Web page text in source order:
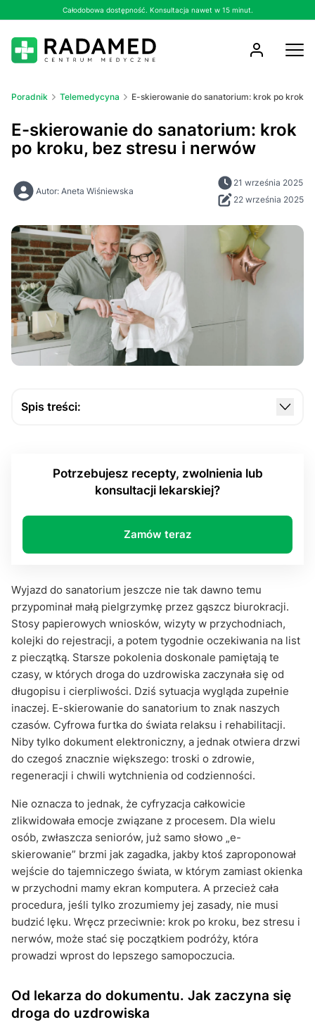
Całodobowa dostępność. Konsultacja nawet w 15 minut.
Poradnik Telemedycyna E-skierowanie do sanatorium: krok po kroku,
E-skierowanie do sanatorium: krok
po kroku, bez stresu i nerwów
Autor: Aneta Wiśniewska
21 września 2025
22 września 2025
Spis treści:
E-skierowanie do sanatorium: czekanie z nadzieją,
czyli cyfrowa kolejka bez nerwów
Pobyt w sanatorium: więcej niż leczenie
Przyszłość e-skierowań, czyli jeszcze więcej
E-skierowanie do sanatorium jako cyfrowy krok ku
zdrowiu
Potrzebujesz recepty, zwolnienia lub
konsultacji lekarskiej?
Zamów teraz
Wyjazd do sanatorium jeszcze nie tak dawno temu
przypominał małą pielgrzymkę przez gąszcz biurokracji.
Stosy papierowych wniosków, wizyty w przychodniach,
kolejki do rejestracji, a potem tygodnie oczekiwania na list
z pieczątką. Starsze pokolenia doskonale pamiętają te
czasy, w których droga do uzdrowiska zaczynała się od
długopisu i cierpliwości. Dziś sytuacja wygląda zupełnie
inaczej. E-skierowanie do sanatorium to znak naszych
czasów. Cyfrowa furtka do świata relaksu i rehabilitacji.
Niby tylko dokument elektroniczny, a jednak otwiera drzwi
do czegoś znacznie większego: troski o zdrowie,
regeneracji i chwili wytchnienia od codzienności.
Nie oznacza to jednak, że cyfryzacja całkowicie
zlikwidowała emocje związane z procesem. Dla wielu
osób, zwłaszcza seniorów, już samo słowo „e-
skierowanie” brzmi jak zagadka, jakby ktoś zaproponował
wejście do tajemniczego świata, w którym zamiast okienka
w przychodni mamy ekran komputera. A przecież cała
procedura, jeśli tylko zrozumiemy jej zasady, nie musi
budzić lęku. Wręcz przeciwnie: krok po kroku, bez stresu i
nerwów, może stać się początkiem podróży, która
prowadzi wprost do lepszego samopoczucia.
Od lekarza do dokumentu. Jak zaczyna się
droga do uzdrowiska